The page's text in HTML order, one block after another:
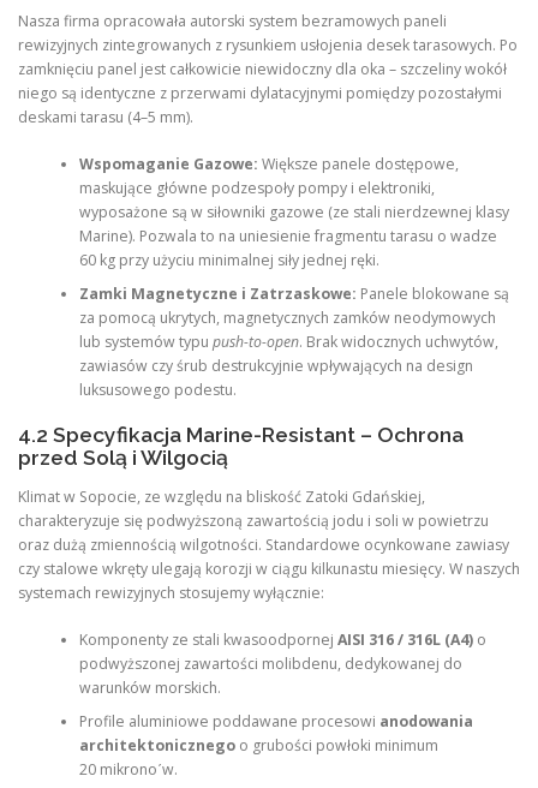
Nasza firma opracowała autorski system bezramowych paneli
rewizyjnych zintegrowanych z rysunkiem usłojenia desek tarasowych. Po
zamknięciu panel jest całkowicie niewidoczny dla oka – szczeliny wokół
niego są identyczne z przerwami dylatacyjnymi pomiędzy pozostałymi
deskami tarasu (4–5 mm).
Wspomaganie Gazowe: Większe panele dostępowe,
maskujące główne podzespoły pompy i elektroniki,
wyposażone są w siłowniki gazowe (ze stali nierdzewnej klasy
Marine). Pozwala to na uniesienie fragmentu tarasu o wadze
60 kg przy użyciu minimalnej siły jednej ręki.
Zamki Magnetyczne i Zatrzaskowe: Panele blokowane są
za pomocą ukrytych, magnetycznych zamków neodymowych
lub systemów typu push-to-open. Brak widocznych uchwytów,
zawiasów czy śrub destrukcyjnie wpływających na design
luksusowego podestu.
4.2 Specyfikacja Marine-Resistant – Ochrona
przed Solą i Wilgocią
Klimat w Sopocie, ze względu na bliskość Zatoki Gdańskiej,
charakteryzuje się podwyższoną zawartością jodu i soli w powietrzu
oraz dużą zmiennością wilgotności. Standardowe ocynkowane zawiasy
czy stalowe wkręty ulegają korozji w ciągu kilkunastu miesięcy. W naszych
systemach rewizyjnych stosujemy wyłącznie:
Komponenty ze stali kwasoodpornej AISI 316 / 316L (A4)o
podwyższonej zawartości molibdenu, dedykowanej do
warunków morskich.
Profile aluminiowe poddawane procesowi anodowania
architektonicznegoo grubości powłoki minimum
20 mikronoˊw.